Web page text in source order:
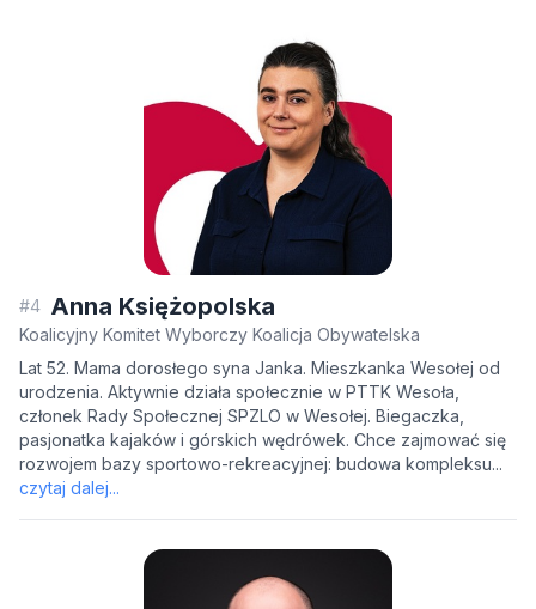
#4 Anna Księżopolska
Koalicyjny Komitet Wyborczy Koalicja Obywatelska
Lat 52. Mama dorosłego syna Janka. Mieszkanka Wesołej od
urodzenia. Aktywnie działa społecznie w PTTK Wesoła,
członek Rady Społecznej SPZLO w Wesołej. Biegaczka,
pasjonatka kajaków i górskich wędrówek. Chce zajmować się
rozwojem bazy sportowo-rekreacyjnej: budowa kompleksu...
czytaj dalej...